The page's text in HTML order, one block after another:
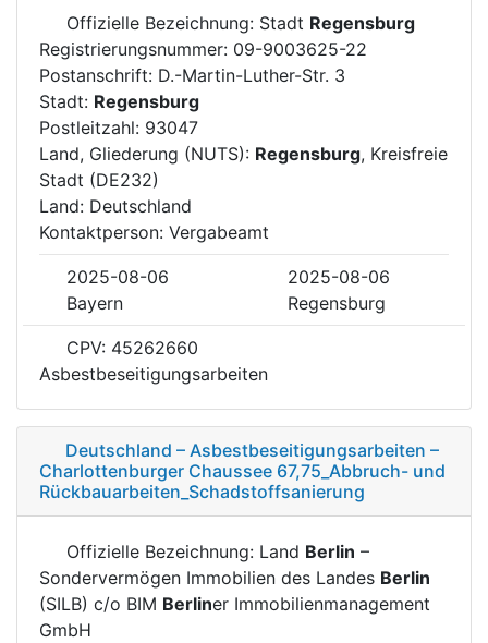
Offizielle Bezeichnung: Stadt Regensburg
Registrierungsnummer: 09-9003625-22
Postanschrift: D.-Martin-Luther-Str. 3
Stadt: Regensburg
Postleitzahl: 93047
Land, Gliederung (NUTS): Regensburg, Kreisfreie
Stadt (DE232)
Land: Deutschland
Kontaktperson: Vergabeamt
2025-08-06
2025-08-06
Bayern
Regensburg
CPV: 45262660
Asbestbeseitigungsarbeiten
Deutschland – Asbestbeseitigungsarbeiten –
Charlottenburger Chaussee 67,75_Abbruch- und
Rückbauarbeiten_Schadstoffsanierung
Offizielle Bezeichnung: Land Berlin –
Sondervermögen Immobilien des Landes Berlin
(SILB) c/o BIM Berliner Immobilienmanagement
GmbH